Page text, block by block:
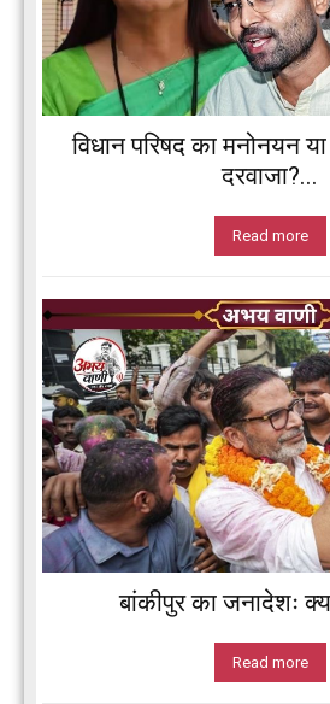
विधान परिषद का मनोनयन
दरवाजा?...
Read more
बांकीपुर का जनादेशः
Read more